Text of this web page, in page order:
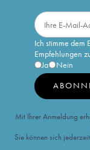
Ich stimme dem
Empfehlungen
Ja
Nein
Mit Ihrer Anmeldung
Sie können sich